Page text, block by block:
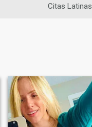
Citas Latinas